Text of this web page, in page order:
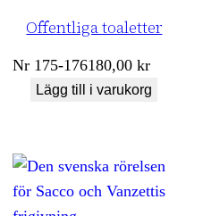
Offentliga toaletter
Nr 175-176180,00kr
Lägg till i varukorg